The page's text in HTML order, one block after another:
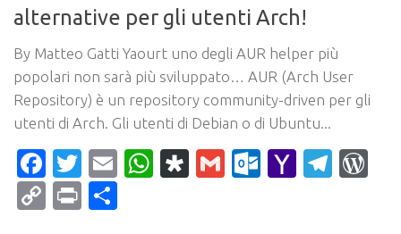
alternative per gli utenti Arch!
By Matteo Gatti Yaourt uno degli AUR helper più
popolari non sarà più sviluppato… AUR (Arch User
Repository) è un repository community-driven per gli
utenti di Arch. Gli utenti di Debian o di Ubuntu...
Facebook
Twitter
EmailWhatsApp
Diaspora
Gmail Yahoo
CopyPrint